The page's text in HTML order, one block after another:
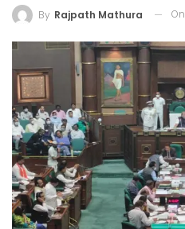
By Rajpath Mathura On